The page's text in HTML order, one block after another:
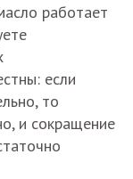
работает
если
то
и сокращение